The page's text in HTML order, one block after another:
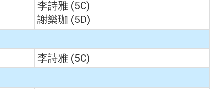
李詩雅 (5C)
謝樂珈 (5D)
李詩雅 (5C)